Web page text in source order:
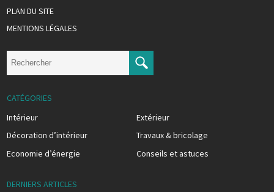
PLAN DU SITE
MENTIONS LÉGALES
CATÉGORIES
Intérieur
Extérieur
Décoration d’intérieur
Travaux & bricolage
Economie d’énergie
Conseils et astuces
DERNIERS ARTICLES